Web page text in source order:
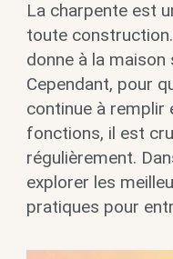
La charpente est
toute
donne à la
Cependant, pour
continue à remplir
fonctions, il est
régulièrement.
explorer les
pratiques pour